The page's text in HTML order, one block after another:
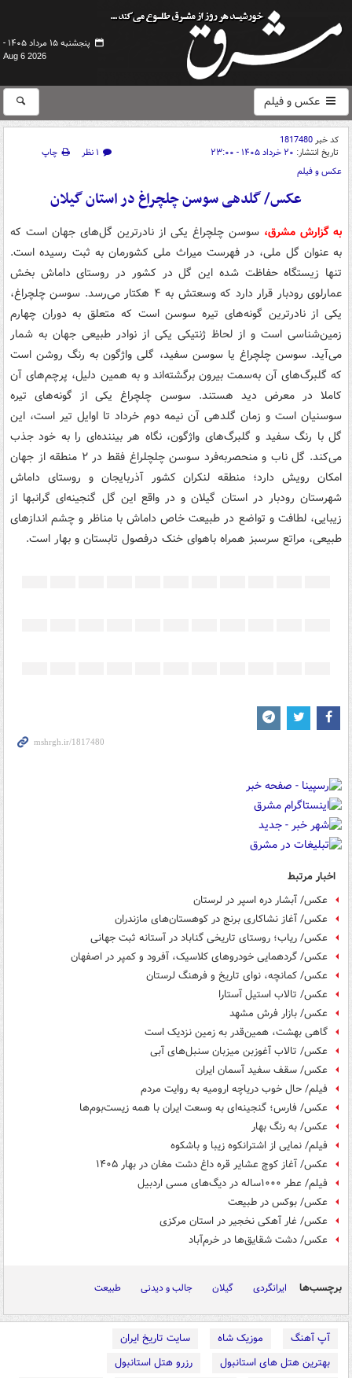
پنجشنبه ۱۵ مرداد ۱۴۰۵ -
Aug 6 2026
عکس و فیلم
کد خبر1817480
تاریخ انتشار: ۲۰ خرداد ۱۴۰۵ - ۲۳:۰۰ ۱ نظر
چاپ
عکس و فیلم
عکس/ گلدهی سوسن چلچراغ در استان گیلان
به گزارش مشرق، سوسن چلچراغ یکی از نادرترین گل‌های جهان است که
به عنوان گل ملی، در فهرست میراث ملی کشورمان به ثبت رسیده است.
تنها زیستگاه حفاظت شده این گل در کشور در روستای داماش بخش
عمارلوی رودبار قرار دارد که وسعتش به ۴ هکتار می‌رسد. سوسن چلچراغ،
یکی از نادرترین گونه‌های تیره سوسن است که متعلق به دوران چهارم
زمین‌شناسی است و از لحاظ ژنتیکی یکی از نوادر طبیعی جهان به شمار
می‌آید. سوسن چلچراغ یا سوسن سفید، گلی واژگون به رنگ روشن است
که گلبرگ‌های آن به‌سمت بیرون برگشته‌اند و به همین دلیل، پرچم‌های آن
کاملا در معرض دید هستند. سوسن چلچراغ یکی از گونه‌های تیره
سوسنیان است و زمان گلدهی آن نیمه دوم خرداد تا اوایل تیر است، این
گل با رنگ سفید و گلبرگ‌های واژگون، نگاه هر بیننده‌ای را به خود جذب
می‌کند. گل ناب و منحصربه‌فرد سوسن چلچلراغ فقط در ۲ منطقه از جهان
امکان رویش دارد؛ منطقه لنکران کشور آذربایجان و روستای داماش
شهرستان رودبار در استان گیلان و در واقع این گل گنجینه‌ای گرانبها از
زیبایی، لطافت و تواضع در طبیعت خاص داماش با مناظر و چشم اندازهای
طبیعی، مراتع سرسبز همراه باهوای خنک درفصول تابستان و بهار است.
اخبار مرتبط
عکس/ آبشار دره اسپر در لرستان
عکس/ آغاز نشاکاری برنج در کوهستان‌های مازندران
عکس/ ریاب؛ روستای تاریخی گناباد در آستانه ثبت جهانی
عکس/ گردهمایی خودروهای کلاسیک، آفرود و کمپر در اصفهان
عکس/ کمانچه، نوای تاریخ و فرهنگ لرستان
عکس/ تالاب استیل آستارا
عکس/ بازار فرش مشهد
گاهی بهشت، همین‌قدر به زمین نزدیک است
عکس/ تالاب آغوزبن میزبان سنبل‌های آبی
عکس/ سقف سفید آسمان ایران
فیلم/ حال خوب دریاچه ارومیه به روایت مردم
عکس/ فارس؛ گنجینه‌ای به وسعت ایران با همه زیست‌بوم‌ها
عکس/ به رنگ بهار
فیلم/ نمایی از اشترانکوه زیبا و باشکوه
عکس/ آغاز کوچ عشایر قره داغ دشت مغان در بهار ۱۴۰۵
فیلم/ عطر ۱۰۰۰ساله در دیگ‌های مسی اردبیل
عکس/ بوکس در طبیعت
عکس/ غار آهکی نخجیر در استان مرکزی
عکس/ دشت شقایق‌ها در خرم‌آباد
برچسب‌ها ایرانگردی گیلان جالب و دیدنی طبیعت
آپ آهنگ موزیک شاه
سایت تاریخ ایران
بهترین هتل های استانبول
رزرو هتل استانبول